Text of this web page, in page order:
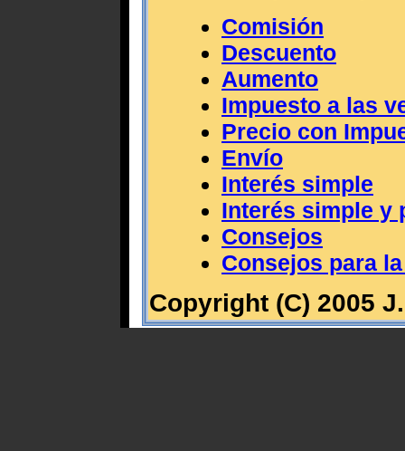
Comisión
Descuento
Aumento
Impuesto a las
Precio con
Envío
Interés simple
Interés simple y
Consejos
Consejos para
Copyright (C) 2005